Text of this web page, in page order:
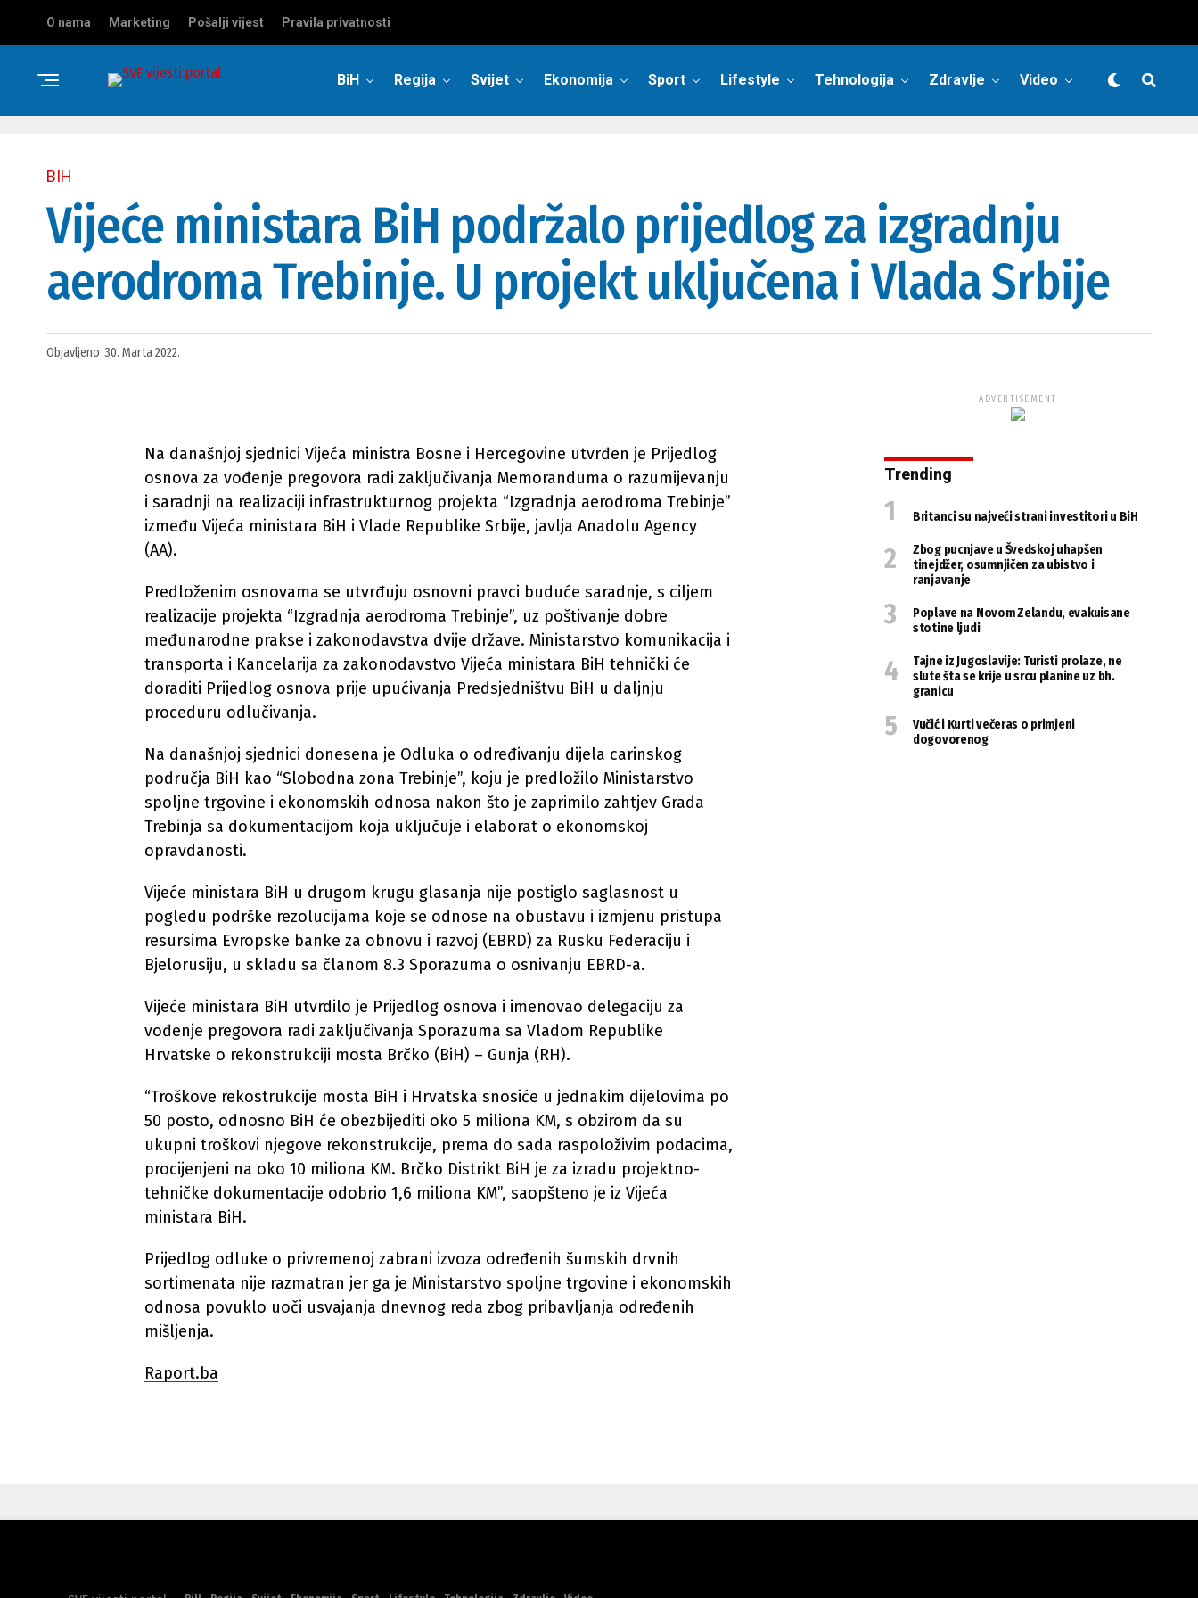
O nama Marketing Pošalji vijest Pravila privatnosti
BiH Regija Svijet Ekonomija Sport Lifestyle Tehnologija Zdravlje Video
BIH
Vijeće ministara BiH podržalo prijedlog za izgradnju
aerodroma Trebinje. U projekt uključena i Vlada Srbije
Objavljeno 30. Marta 2022.
Na današnjoj sjednici Vijeća ministra Bosne i Hercegovine utvrđen je Prijedlog
osnova za vođenje pregovora radi zaključivanja Memoranduma o razumijevanju
i saradnji na realizaciji infrastrukturnog projekta “Izgradnja aerodroma Trebinje”
između Vijeća ministara BiH i Vlade Republike Srbije, javlja Anadolu Agency
(AA).
Predloženim osnovama se utvrđuju osnovni pravci buduće saradnje, s ciljem
realizacije projekta “Izgradnja aerodroma Trebinje”, uz poštivanje dobre
međunarodne prakse i zakonodavstva dvije države. Ministarstvo komunikacija i
transporta i Kancelarija za zakonodavstvo Vijeća ministara BiH tehnički će
doraditi Prijedlog osnova prije upućivanja Predsjedništvu BiH u daljnju
proceduru odlučivanja.
Na današnjoj sjednici donesena je Odluka o određivanju dijela carinskog
područja BiH kao “Slobodna zona Trebinje”, koju je predložilo Ministarstvo
spoljne trgovine i ekonomskih odnosa nakon što je zaprimilo zahtjev Grada
Trebinja sa dokumentacijom koja uključuje i elaborat o ekonomskoj
opravdanosti.
Vijeće ministara BiH u drugom krugu glasanja nije postiglo saglasnost u
pogledu podrške rezolucijama koje se odnose na obustavu i izmjenu pristupa
resursima Evropske banke za obnovu i razvoj (EBRD) za Rusku Federaciju i
Bjelorusiju, u skladu sa članom 8.3 Sporazuma o osnivanju EBRD-a.
Vijeće ministara BiH utvrdilo je Prijedlog osnova i imenovao delegaciju za
vođenje pregovora radi zaključivanja Sporazuma sa Vladom Republike
Hrvatske o rekonstrukciji mosta Brčko (BiH) – Gunja (RH).
“Troškove rekostrukcije mosta BiH i Hrvatska snosiće u jednakim dijelovima po
50 posto, odnosno BiH će obezbijediti oko 5 miliona KM, s obzirom da su
ukupni troškovi njegove rekonstrukcije, prema do sada raspoloživim podacima,
procijenjeni na oko 10 miliona KM. Brčko Distrikt BiH je za izradu projektno-
tehničke dokumentacije odobrio 1,6 miliona KM”, saopšteno je iz Vijeća
ministara BiH.
Prijedlog odluke o privremenoj zabrani izvoza određenih šumskih drvnih
sortimenata nije razmatran jer ga je Ministarstvo spoljne trgovine i ekonomskih
odnosa povuklo uoči usvajanja dnevnog reda zbog pribavljanja određenih
mišljenja.
Raport.ba
ADVERTISEMENT
Trending
Britanci su najveći strani investitori u BiH
Zbog pucnjave u Švedskoj uhapšen
tinejdžer, osumnjičen za ubistvo i
ranjavanje
Poplave na Novom Zelandu, evakuisane
stotine ljudi
Tajne iz Jugoslavije: Turisti prolaze, ne
slute šta se krije u srcu planine uz bh.
granicu
Vučić i Kurti večeras o primjeni
dogovorenog